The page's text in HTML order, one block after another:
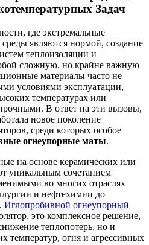
Задач
где экстремальные
являются нормой, создание
теплоизоляции и
сложную, но крайне важную
материалы часто не
условиями эксплуатации,
температурах или
В ответ на эти вызовы,
новое поколение
среди которых особое
огнеупорные маты.
на основе керамических или
уникальным сочетанием
во многих отраслях
и нефтехимии до
Иглопробивной огнеупорный
это комплексное решение,
теплопотерь, но и
температур, огня и агрессивных